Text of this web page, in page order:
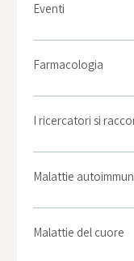
Eventi
Farmacologia
I ricercatori si
Malattie
Malattie del cuore